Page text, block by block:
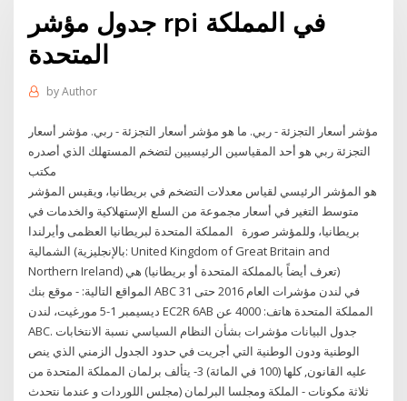
جدول مؤشر rpi في المملكة
المتحدة
byAuthor
مؤشر أسعار التجزئة - ربي. ما هو مؤشر أسعار التجزئة - ربي. مؤشر أسعار
التجزئة ربي هو أحد المقياسين الرئيسيين لتضخم المستهلك الذي أصدره
مكتب
هو المؤشر الرئيسي لقياس معدلات التضخم في بريطانيا، ويقيس المؤشر
متوسط التغير في أسعار مجموعة من السلع الإستهلاكية والخدمات في
بريطانيا، وللمؤشر صورة المملكة المتحدة لبريطانيا العظمى وأيرلندا
الشمالية (بالإنجليزية: United Kingdom of Great Britain and
Northern Ireland)‏ (تعرف أيضاً بالمملكة المتحدة أو بريطانيا) هي
المواقع التالية: - موقع بنك ABC في لندن مؤشرات العام 2016 حتى 31
ديسيمبر 1-5 مورغيت، لندن EC2R 6AB المملكة المتحدة هاتف: 4000 عن
ABC. جدول البيانات مؤشرات بشأن النظام السياسي نسبة الانتخابات
الوطنية ودون الوطنية التي أجريت في حدود الجدول الزمني الذي ينص
عليه القانون, كلها (100 في المائة) 3- يتألف برلمان المملكة المتحدة من
ثلاثة مكونات - الملكة ومجلسا البرلمان (مجلس اللوردات و عندما نتحدث